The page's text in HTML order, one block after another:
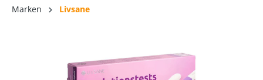
Marken Livsane